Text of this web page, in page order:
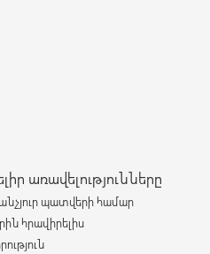
առավելությունները
պատվերի համար
հրավիրելիս